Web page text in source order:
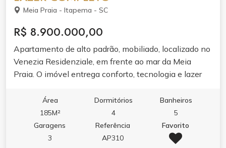
Meia Praia - Itapema - SC
R$ 8.900.000,00
Apartamento de alto padrão, mobiliado, localizado no
Venezia Residenziale, em frente ao mar da Meia
Praia. O imóvel entrega conforto, tecnologia e lazer
Área
185M²
Dormitórios
4
Banheiros
5
Garagens
3
Referência
AP310
Favorito